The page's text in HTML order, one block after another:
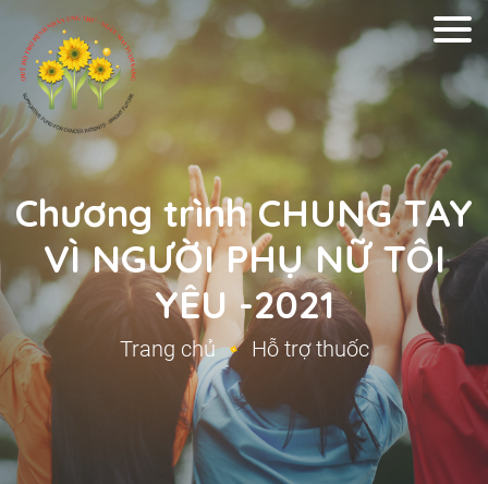
Chương trình CHUNG TAY
VÌ NGƯỜI PHỤ NỮ TÔI
YÊU -2021
Trang chủ Hỗ trợ thuốc